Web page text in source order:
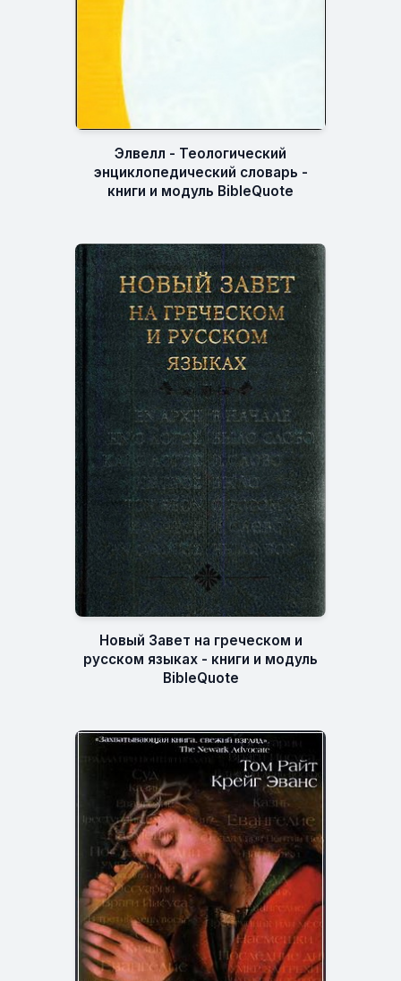
Элвелл - Теологический
энциклопедический словарь -
книги и модуль BibleQuote
Новый Завет на греческом и
русском языках - книги и модуль
BibleQuote